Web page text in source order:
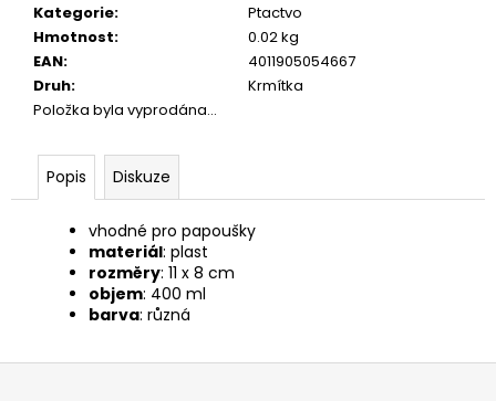
Kategorie:
Ptactvo
Hmotnost:
0.02 kg
EAN:
4011905054667
Druh:
Krmítka
Položka byla vyprodána…
Popis Diskuze
vhodné pro papoušky
materiál: plast
rozměry: 11 x 8 cm
objem: 400 ml
barva: různá
e
m
e
KAPSIČKA
MULTIPACK
SAUCE
12X85G
Z